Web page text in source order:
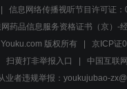
信息网络传播视听节目许可证
药品信息服务资格证书（京）-
版权所有
京ICP证
扫黄打非举报入口
中国互联
业者违规举报：youkujubao-